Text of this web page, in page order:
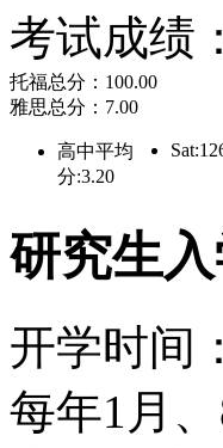
鲁。他们
脱、第38
特·沃克
任总统小
统都出自
会的一员
与他的夫
考试成绩：
托福总分：100.00
雅思总分：7.00
高中平均
分:3.20
研究生
开学时间：
每年1月、